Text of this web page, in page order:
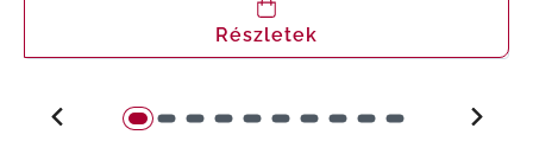
Részletek